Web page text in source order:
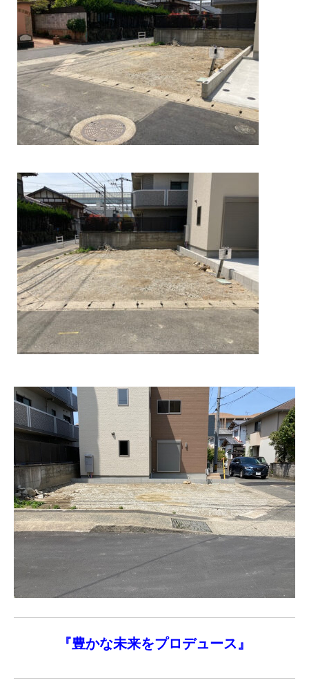
『豊かな未来をプロデュース』